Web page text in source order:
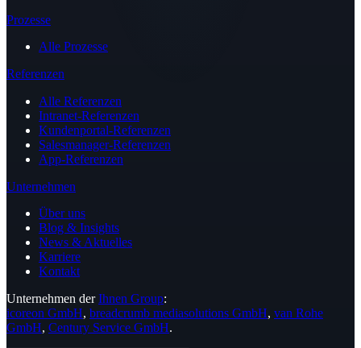
Prozesse
Alle Prozesse
Referenzen
Alle Referenzen
Intranet-Referenzen
Kundenportal-Referenzen
Salesmanager-Referenzen
App-Referenzen
Unternehmen
Über uns
Blog & Insights
News & Aktuelles
Karriere
Kontakt
Unternehmen derIhnen Group:
icoreon GmbH, breadcrumb mediasolutions GmbH, van Rohe
GmbH, Century Service GmbH.